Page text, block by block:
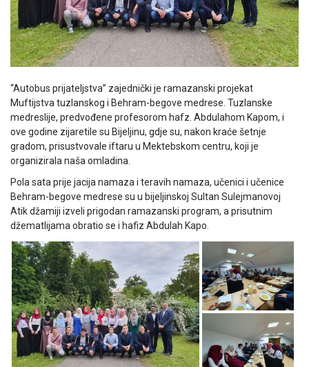
“Autobus prijateljstva” zajednički je ramazanski projekat
Muftijstva tuzlanskog i Behram-begove medrese. Tuzlanske
medreslije, predvođene profesorom hafz. Abdulahom Kapom, i
ove godine zijaretile su Bijeljinu, gdje su, nakon kraće šetnje
gradom, prisustvovale iftaru u Mektebskom centru, koji je
organizirala naša omladina.
Pola sata prije jacija namaza i teravih namaza, učenici i učenice
Behram-begove medrese su u bijeljinskoj Sultan Sulejmanovoj
Atik džamiji izveli prigodan ramazanski program, a prisutnim
džematlijama obratio se i hafiz Abdulah Kapo.